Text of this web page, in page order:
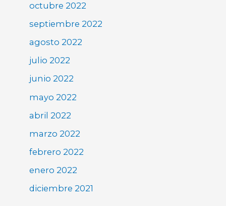
octubre 2022
septiembre 2022
agosto 2022
julio 2022
junio 2022
mayo 2022
abril 2022
marzo 2022
febrero 2022
enero 2022
diciembre 2021